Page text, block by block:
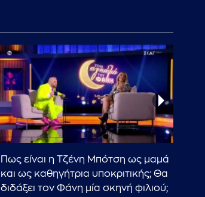
Πως είναι η Τζένη Μπότση ως μαμά
και ως καθηγήτρια υποκριτικής; Θα
διδάξει τον Φάνη μία σκηνή φιλιού;